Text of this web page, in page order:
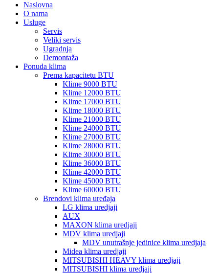
Naslovna
O nama
Usluge
Servis
Veliki servis
Ugradnja
Demontaža
Ponuda klima
Prema kapacitetu BTU
Klime 9000 BTU
Klime 12000 BTU
Klime 17000 BTU
Klime 18000 BTU
Klime 21000 BTU
Klime 24000 BTU
Klime 27000 BTU
Klime 28000 BTU
Klime 30000 BTU
Klime 36000 BTU
Klime 42000 BTU
Klime 45000 BTU
Klime 60000 BTU
Brendovi klima uređaja
LG klima uredjaji
AUX
MAXON klima uredjaji
MDV klima uredjaji
MDV unutrašnje jedinice klima uredjaja
Midea klima uredjaji
MITSUBISHI HEAVY klima uredjaji
MITSUBISHI klima uredjaji